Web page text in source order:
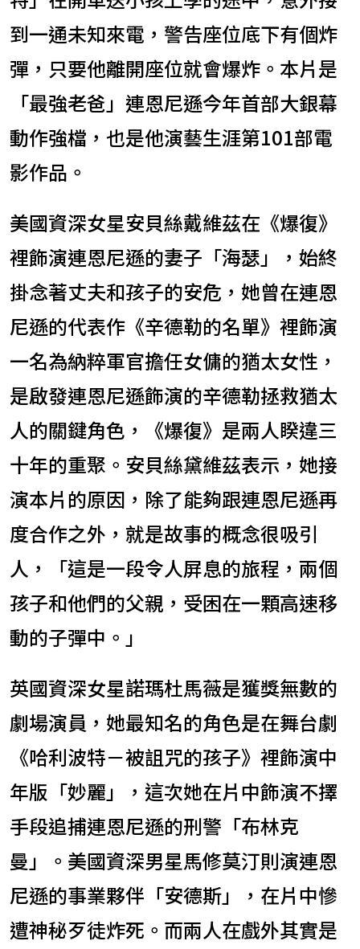
到一通未知來電，警告座位底下有個炸
彈，只要他離開座位就會爆炸。本片是
「最強老爸」連恩尼遜今年首部大銀幕
動作強檔，也是他演藝生涯第101部電
影作品。
美國資深女星安貝絲戴維茲在《爆復》
裡飾演連恩尼遜的妻子「海瑟」，始終
掛念著丈夫和孩子的安危，她曾在連恩
尼遜的代表作《辛德勒的名單》裡飾演
一名為納粹軍官擔任女傭的猶太女性，
是啟發連恩尼遜飾演的辛德勒拯救猶太
人的關鍵角色，《爆復》是兩人睽違三
十年的重聚。安貝絲黛維茲表示，她接
演本片的原因，除了能夠跟連恩尼遜再
度合作之外，就是故事的概念很吸引
人，「這是一段令人屏息的旅程，兩個
孩子和他們的父親，受困在一顆高速移
動的子彈中。」
英國資深女星諾瑪杜馬薇是獲獎無數的
劇場演員，她最知名的角色是在舞台劇
《哈利波特－被詛咒的孩子》裡飾演中
年版「妙麗」，這次她在片中飾演不擇
手段追捕連恩尼遜的刑警「布林克
曼」。美國資深男星馬修莫汀則演連恩
尼遜的事業夥伴「安德斯」，在片中慘
遭神秘歹徒炸死。而兩人在戲外其實是